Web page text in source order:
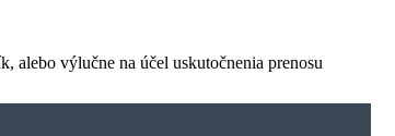
alebo výlučne na účel uskutočnenia prenosu